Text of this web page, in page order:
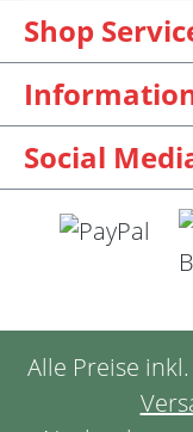
Shop
Social
Alle Preise